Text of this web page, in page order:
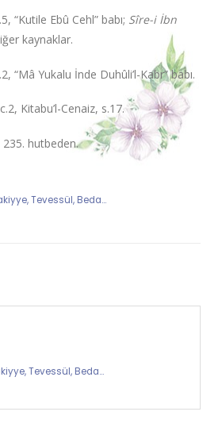
“Kutile Ebû Cehl” babı; Sîre-i İbn
kaynaklar.
“Mâ Yukalu İnde Duhûli’l-Kabr” babı.
Kitabu’l-Cenaiz, s.17.
235. hutbeden.
Tevessül, Beda…
Tevessül, Beda…